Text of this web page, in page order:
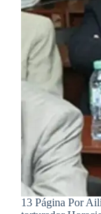
13 Página Por